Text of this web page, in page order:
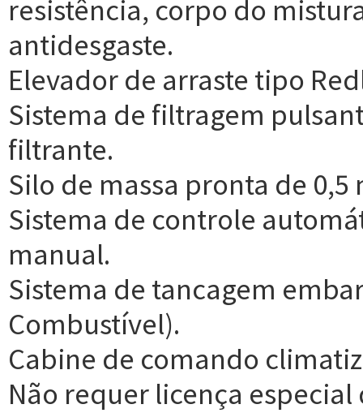
resistência, corpo do
antidesgaste.
Elevador de arraste tipo
Sistema de filtragem
filtrante.
Silo de massa pronta de 0,5
Sistema de controle
manual.
Sistema de tancagem
Combustível).
Cabine de comando
Não requer licença